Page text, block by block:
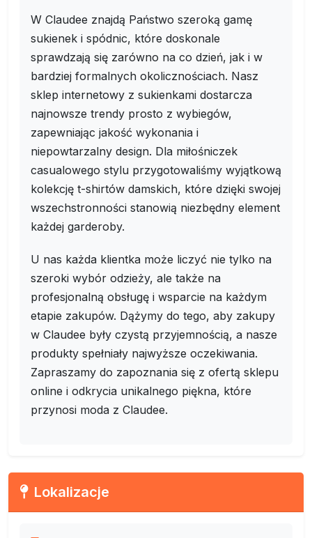
W Claudee znajdą Państwo szeroką gamę
sukienek i spódnic, które doskonale
sprawdzają się zarówno na co dzień, jak i w
bardziej formalnych okolicznościach. Nasz
sklep internetowy z sukienkami dostarcza
najnowsze trendy prosto z wybiegów,
zapewniając jakość wykonania i
niepowtarzalny design. Dla miłośniczek
casualowego stylu przygotowaliśmy wyjątkową
kolekcję t-shirtów damskich, które dzięki swojej
wszechstronności stanowią niezbędny element
każdej garderoby.
U nas każda klientka może liczyć nie tylko na
szeroki wybór odzieży, ale także na
profesjonalną obsługę i wsparcie na każdym
etapie zakupów. Dążymy do tego, aby zakupy
w Claudee były czystą przyjemnością, a nasze
produkty spełniały najwyższe oczekiwania.
Zapraszamy do zapoznania się z ofertą sklepu
online i odkrycia unikalnego piękna, które
przynosi moda z Claudee.
Lokalizacje